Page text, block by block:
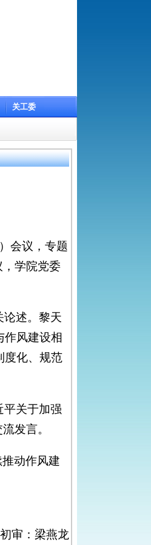
关工委
会议，专题
学院党委
论述。黎天
作风建设相
度化、规范
平关于加强
发言。
动作风建
初审：梁燕龙